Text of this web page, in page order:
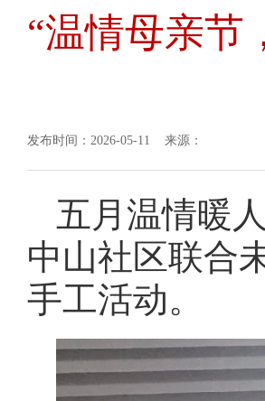
“温情母亲
发布时间：2026-05-11 来源：
五月温情暖
中山社区联合
手工活动。